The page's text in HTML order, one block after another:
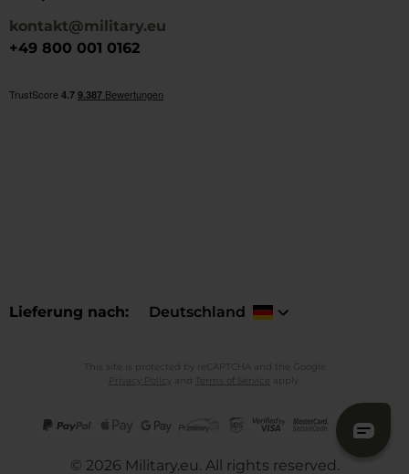
kontakt@military.eu
+49 800 001 0162
Lieferung nach Deutschland
© 2026 Military.eu. All rights reserved.
This site is protected by reCAPTCHA and the Google
Privacy Policy
and Terms of Service apply.